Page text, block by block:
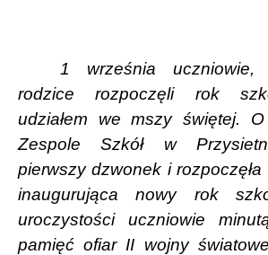
1 września uczniowie,
rodzice rozpoczęli rok
udziałem we mszy świętej.
Zespole Szkół w
pierwszy dzwonek i rozpoczęła
inaugurująca nowy rok
uroczystości uczniowie
pamięć ofiar II wojny